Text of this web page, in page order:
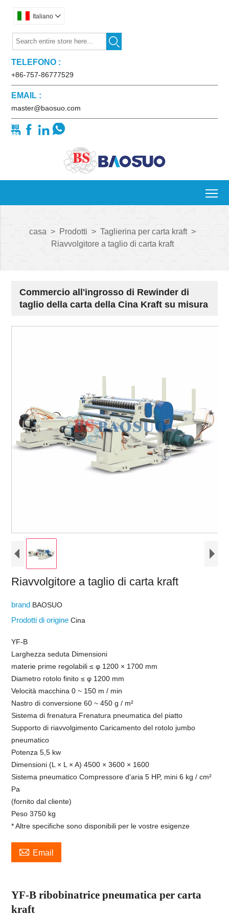
Italiano 

TELEFONO :
+86-757-86777529
EMAIL :
master@baosuo.com
   
casa > Prodotti > Taglierina per carta kraft >
Riavvolgitore a taglio di carta kraft
Commercio all'ingrosso di Rewinder di
taglio della carta della Cina Kraft su misura
Riavvolgitore a taglio di carta kraft
brand BAOSUO
Prodotti di origineCina
YF-B
Larghezza seduta Dimensioni
materie prime regolabili ≤ φ 1200 × 1700 mm
Diametro rotolo finito ≤ φ 1200 mm
Velocità macchina 0 ~ 150 m / min
Nastro di conversione 60 ~ 450 g / m²
Sistema di frenatura Frenatura pneumatica del piatto
Supporto di riavvolgimento Caricamento del rotolo jumbo
pneumatico
Potenza 5,5 kw
Dimensioni (L × L × A) 4500 × 3600 × 1600
Sistema pneumatico Compressore d'aria 5 HP, mini 6 kg / cm²
Pa
(fornito dal cliente)
Peso 3750 kg
* Altre specifiche sono disponibili per le vostre esigenze
 Email
YF-B ribobinatrice pneumatica per carta
kraft